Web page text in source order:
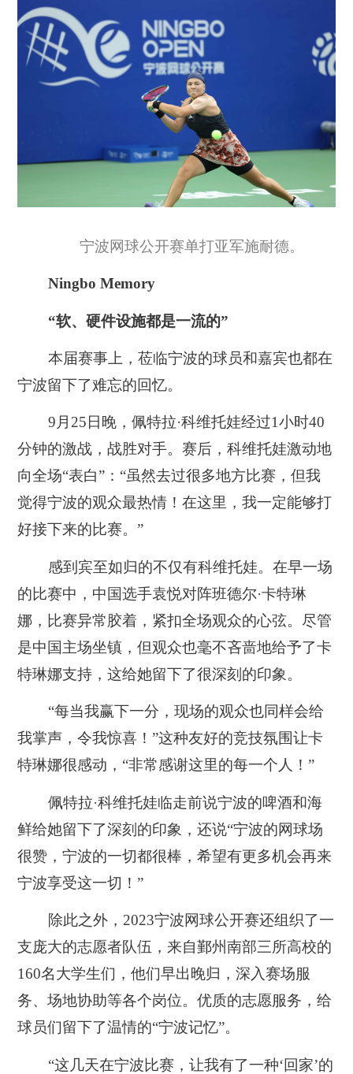
宁波网球公开赛单打亚军施耐德。
Ningbo Memory
“软、硬件设施都是一流的”
本届赛事上，莅临宁波的球员和嘉宾也都在
宁波留下了难忘的回忆。
9月25日晚，佩特拉·科维托娃经过1小时40
分钟的激战，战胜对手。赛后，科维托娃激动地
向全场“表白”：“虽然去过很多地方比赛，但我
觉得宁波的观众最热情！在这里，我一定能够打
好接下来的比赛。”
感到宾至如归的不仅有科维托娃。在早一场
的比赛中，中国选手袁悦对阵班德尔·卡特琳
娜，比赛异常胶着，紧扣全场观众的心弦。尽管
是中国主场坐镇，但观众也毫不吝啬地给予了卡
特琳娜支持，这给她留下了很深刻的印象。
“每当我赢下一分，现场的观众也同样会给
我掌声，令我惊喜！”这种友好的竞技氛围让卡
特琳娜很感动，“非常感谢这里的每一个人！”
佩特拉·科维托娃临走前说宁波的啤酒和海
鲜给她留下了深刻的印象，还说“宁波的网球场
很赞，宁波的一切都很棒，希望有更多机会再来
宁波享受这一切！”
除此之外，2023宁波网球公开赛还组织了一
支庞大的志愿者队伍，来自鄞州南部三所高校的
160名大学生们，他们早出晚归，深入赛场服
务、场地协助等各个岗位。优质的志愿服务，给
球员们留下了温情的“宁波记忆”。
“这几天在宁波比赛，让我有了一种‘回家’的